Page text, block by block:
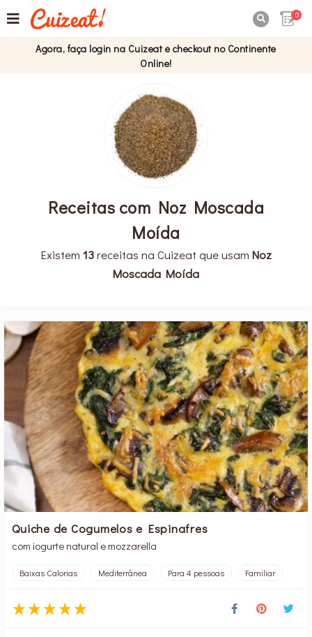
0
Agora, faça login na Cuizeat e checkout no Continente
Online!
Receitas com Noz Moscada
Moída
Existem 13receitas na Cuizeat que usam Noz
Moscada Moída
Quiche de Cogumelos e Espinafres
com iogurte natural e mozzarella
Baixas Calorias Mediterrânea Para 4 pessoas Familiar